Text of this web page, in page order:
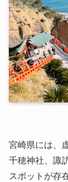
宮崎県には、
千穂神社、諏
スポットが存